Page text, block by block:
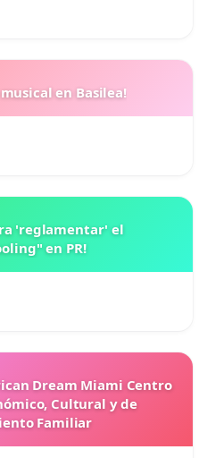
en Basilea!
'reglamentar' el
en PR!
Dream Miami Centro
Cultural y de
Familiar